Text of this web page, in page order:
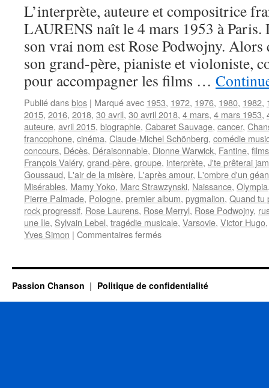
L’interprète, auteure et compositrice
LAURENS naît le 4 mars 1953 à Paris.
son vrai nom est Rose Podwojny. Alors
son grand-père, pianiste et violoniste,
pour accompagner les films …
Publié dansbios | Marqué avec 1953, 1972, 1976, 1980, 1982,
2015, 2016, 2018, 30 avril, 30 avril 2018, 4 mars, 4 mars 1953,
auteure, avril 2015, biographie, Cabaret Sauvage, cancer,
francophone, cinéma, Claude-Michel Schönberg, comédie
concours, Décès, Déraisonnable, Dionne Warwick, Fantine,
François Valéry, grand-père, groupe, interprète, J'te prêterai
Goussaud, L'air de la misère, L'après amour, L'ombre d'un
Misérables, Mamy Yoko, Marc Strawzynski, Naissance, Olympia
Pierre Palmade, Pologne, premier album, pygmalion, Quand tu
rock progressif, Rose Laurens, Rose Merryl, Rose Podwojny,
une île, Sylvain Lebel, tragédie musicale, Varsovie, Victor Hugo
Yves Simon | Commentaires ferméssur
Passion Chanson Politique de confidentialité